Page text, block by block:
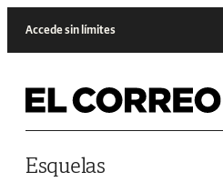
Accede sin límites
Esquelas